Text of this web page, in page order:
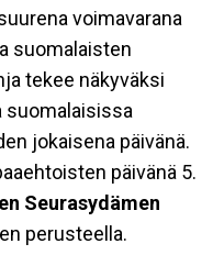
voimavarana
suomalaisten
tekee näkyväksi
suomalaisissa
jokaisena päivänä.
päivänä 5.
Seurasydämen
perusteella.